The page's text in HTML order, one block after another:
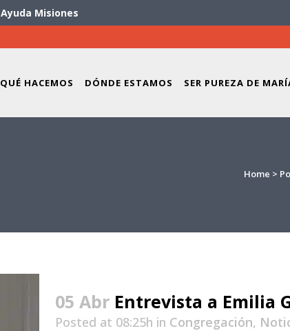
Ayuda Misiones
QUÉ HACEMOS DÓNDE ESTAMOS SER PUREZA DE
Home >
05 Abr Entrevista a Emilia
Posted at 08:25h in Congregación,